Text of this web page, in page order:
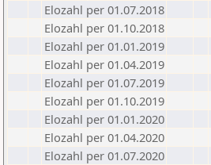
Elozahl per 01.07.2018
Elozahl per 01.10.2018
Elozahl per 01.01.2019
Elozahl per 01.04.2019
Elozahl per 01.07.2019
Elozahl per 01.10.2019
Elozahl per 01.01.2020
Elozahl per 01.04.2020
Elozahl per 01.07.2020